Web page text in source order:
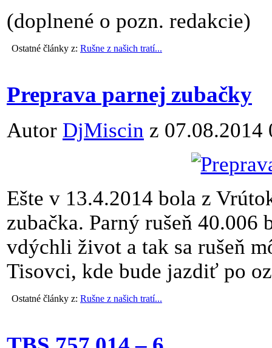
(doplnené o pozn. redakcie)
Ostatné články z: Rušne z našich tratí...
Preprava parnej zubačky
Autor DjMiscin z 07.08.2014
Ešte v 13.4.2014 bola z
zubačka. Parný rušeň
vdýchli život a tak sa rušeň
Tisovci, kde bude jazdiť po
Ostatné články z: Rušne z našich tratí...